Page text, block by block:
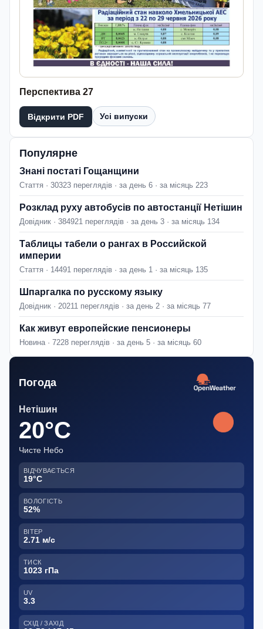
Перспектива 27
Відкрити PDF Усі випуски
Популярне
Знані постаті Гощанщини
Стаття · 30323 переглядів · за день 6 · за місяць 223
Розклад руху автобусів по автостанції Нетішин
Довідник · 384921 переглядів · за день 3 · за місяць 134
Таблицы табели о рангах в Российской
империи
Стаття · 14491 переглядів · за день 1 · за місяць 135
Шпаргалка по русскому языку
Довідник · 20211 переглядів · за день 2 · за місяць 77
Как живут европейские пенсионеры
Новина · 7228 переглядів · за день 5 · за місяць 60
Погода
Нетішин
20°C
Чисте Небо
ВІДЧУВАЄТЬСЯ
19°C
ВОЛОГІСТЬ
52%
ВІТЕР
2.71 м/с
ТИСК
1023 гПа
UV
3.3
СХІД / ЗАХІД